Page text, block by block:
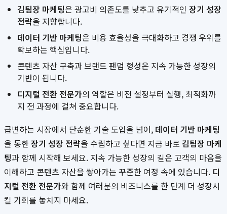
김팀장 마케팅은 광고비 의존도를 낮추고 유기적인 장기 성장
전략을 지향합니다.
데이터 기반 마케팅은 비용 효율성을 극대화하고 경쟁 우위를
확보하는 핵심입니다.
콘텐츠 자산 구축과 브랜드 팬덤 형성은 지속 가능한 성장의
기반이 됩니다.
디지털 전환 전문가의 역할은 비전 설정부터 실행, 최적화까
지 전 과정에 걸쳐 중요합니다.
급변하는 시장에서 단순한 기술 도입을 넘어, 데이터 기반 마케팅
을 통한장기 성장 전략을 수립하고 싶다면 지금 바로 김팀장 마케
팅과 함께 시작해 보세요. 지속 가능한 성장의 길은 고객의 마음을
이해하고 콘텐츠 자산을 쌓아가는 꾸준한 여정 속에 있습니다. 디
지털 전환 전문가와 함께 여러분의 비즈니스를 한 단계 더 성장시
킬 기회를 놓치지 마세요.